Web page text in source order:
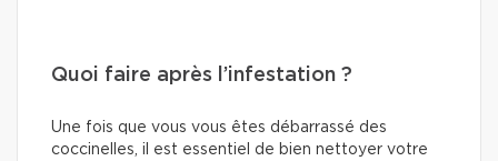
Quoi faire après l’infestation ?
Une fois que vous vous êtes débarrassé des
coccinelles, il est essentiel de bien nettoyer votre